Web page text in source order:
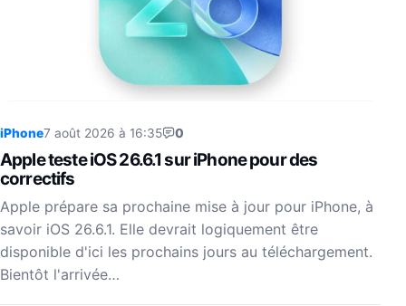
iPhone7 août 2026 à 16:35 0
Apple teste iOS 26.6.1 sur iPhone pour des
correctifs
Apple prépare sa prochaine mise à jour pour iPhone, à
savoir iOS 26.6.1. Elle devrait logiquement être
disponible d'ici les prochains jours au téléchargement.
Bientôt l'arrivée…